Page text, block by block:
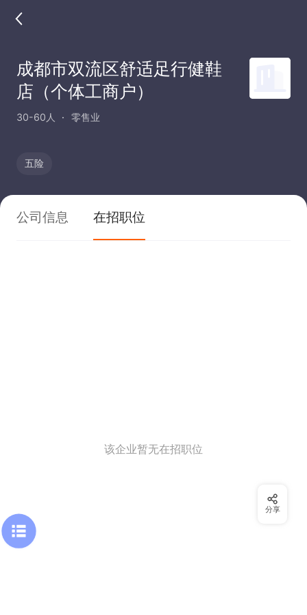
成都市双流区舒适足行健鞋
店（个体工商户）
30-60人 零售业
五险
公司信息 在招职位
该企业暂无在招职位
分享